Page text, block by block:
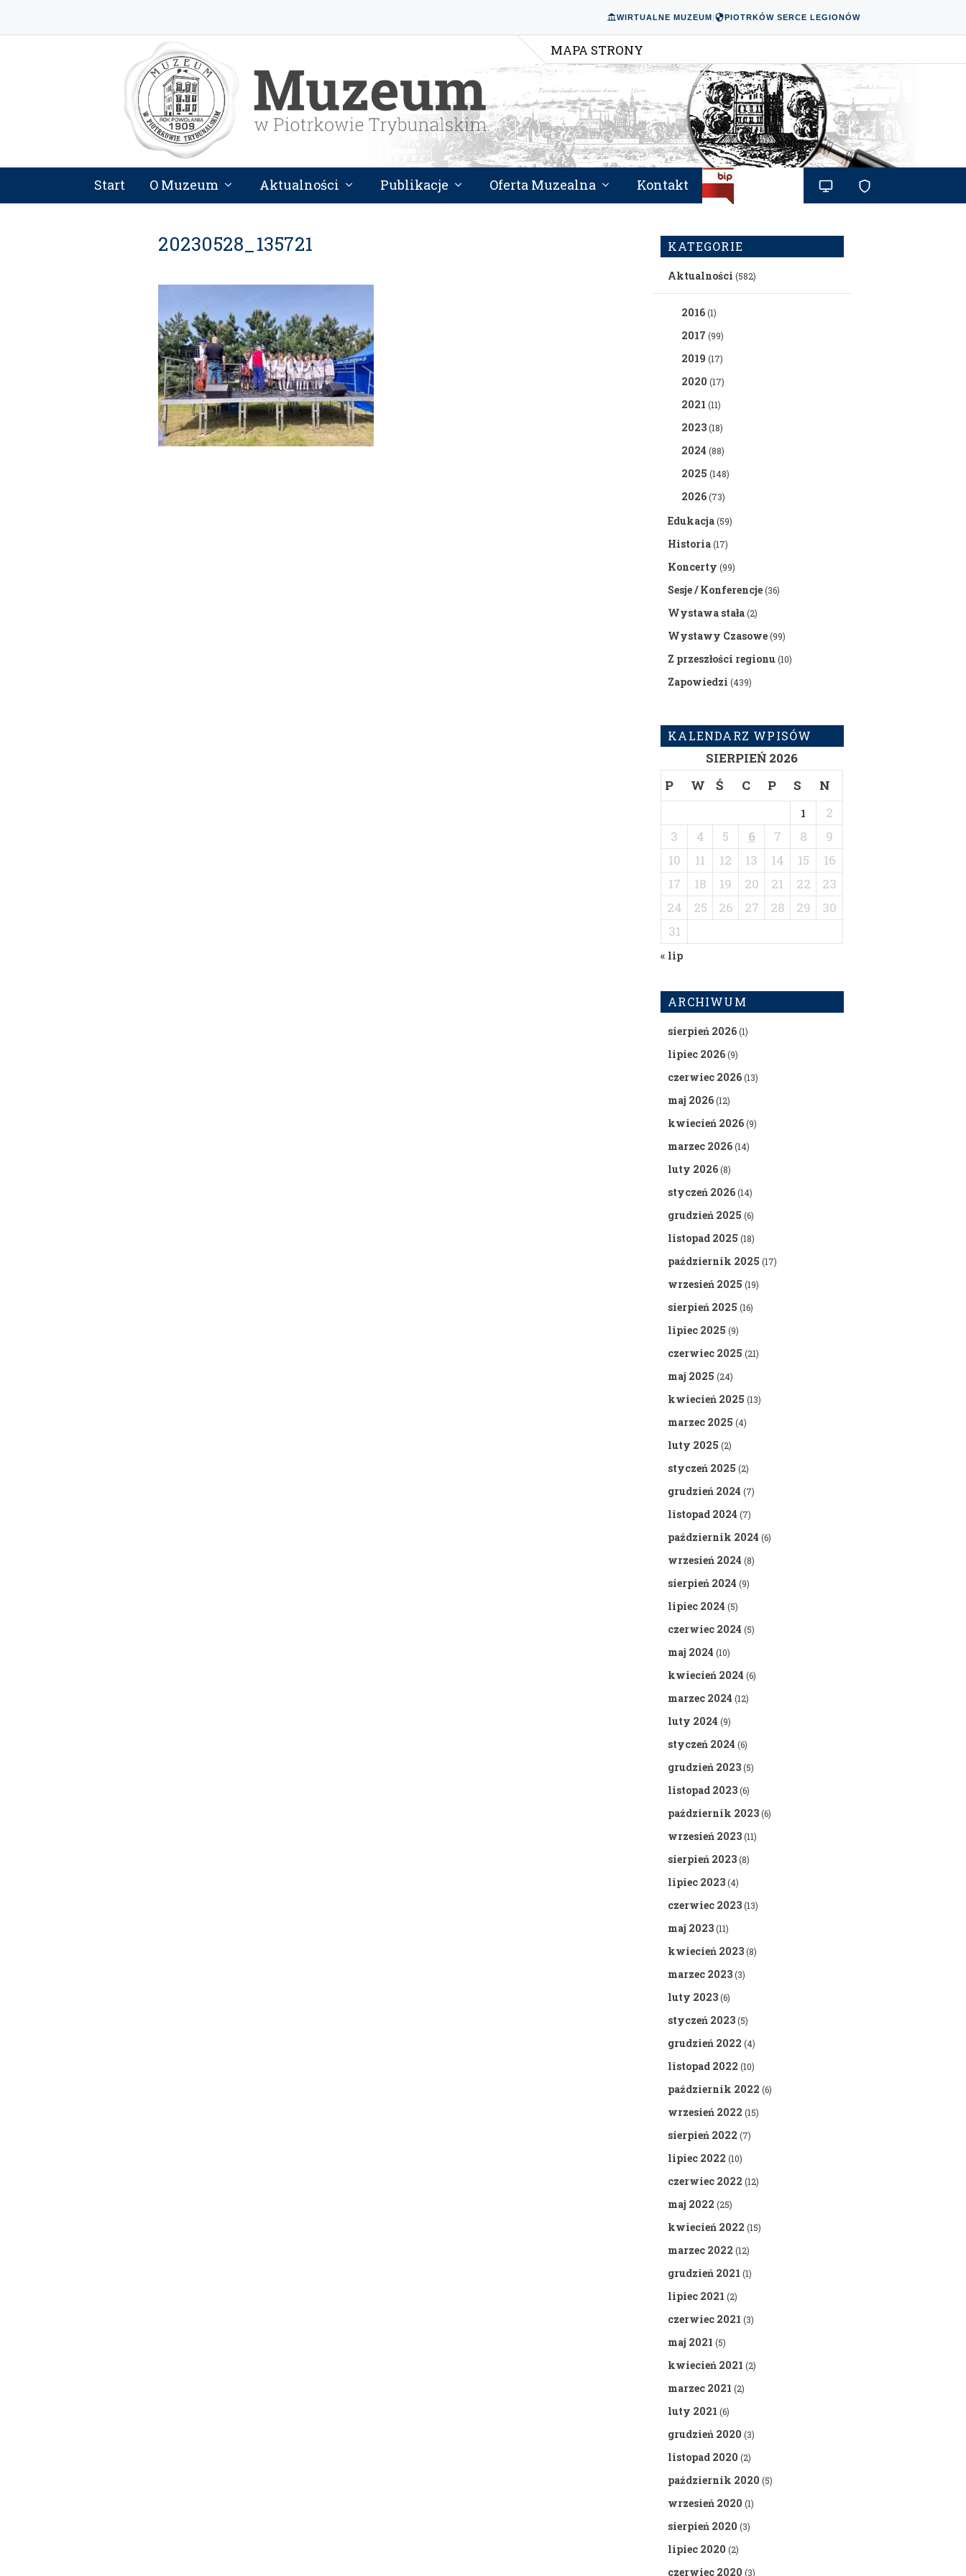
WIRTUALNE MUZEUM| PIOTRKÓW SERCE LEGIONÓW
MAPA STRONY
Start O Muzeum Aktualności Publikacje Oferta Muzealna Kontakt
20230528_135721 KATEGORIE
Aktualności (582)
2016(1)
2017 (99)
2019 (17)
2020 (17)
2021 (11)
2023(18)
2024 (88)
2025 (148)
2026(73)
Edukacja(59)
Historia(17)
Koncerty (99)
Sesje / Konferencje(36)
Wystawa stała(2)
Wystawy Czasowe(99)
Z przeszłości regionu(10)
Zapowiedzi (439)
KALENDARZ WPISÓW
SIERPIEŃ 2026
P
W Ś C P S N
1
2
3
4 5 6 7 8
9
10
11 12 13 14 15
16
17
18 19 20 21 22
23
24
25 26 27 28 29
30
31
« lip
ARCHIWUM
sierpień 2026(1)
lipiec 2026(9)
czerwiec 2026(13)
maj 2026(12)
kwiecień 2026(9)
marzec 2026(14)
luty 2026(8)
styczeń 2026(14)
grudzień 2025 (6)
listopad 2025 (18)
październik 2025 (17)
wrzesień 2025 (19)
sierpień 2025 (16)
lipiec 2025 (9)
czerwiec 2025 (21)
maj 2025 (24)
kwiecień 2025 (13)
marzec 2025 (4)
luty 2025 (2)
styczeń 2025 (2)
grudzień 2024 (7)
listopad 2024 (7)
październik 2024 (6)
wrzesień 2024 (8)
sierpień 2024 (9)
lipiec 2024 (5)
czerwiec 2024 (5)
maj 2024 (10)
kwiecień 2024 (6)
marzec 2024 (12)
luty 2024 (9)
styczeń 2024 (6)
grudzień 2023(5)
listopad 2023(6)
październik 2023(6)
wrzesień 2023(11)
sierpień 2023(8)
lipiec 2023(4)
czerwiec 2023(13)
maj 2023(11)
kwiecień 2023(8)
marzec 2023(3)
luty 2023(6)
styczeń 2023(5)
grudzień 2022 (4)
listopad 2022 (10)
październik 2022 (6)
wrzesień 2022 (15)
sierpień 2022 (7)
lipiec 2022 (10)
czerwiec 2022 (12)
maj 2022 (25)
kwiecień 2022 (15)
marzec 2022 (12)
grudzień 2021 (1)
lipiec 2021 (2)
czerwiec 2021 (3)
maj 2021 (5)
kwiecień 2021 (2)
marzec 2021 (2)
luty 2021 (6)
grudzień 2020 (3)
listopad 2020 (2)
październik 2020 (5)
wrzesień 2020 (1)
sierpień 2020 (3)
lipiec 2020 (2)
czerwiec 2020 (3)